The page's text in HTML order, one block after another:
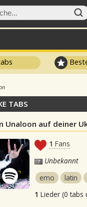
TABS
Unaloon auf deiner
1 Fans
Unbekannt
emo
latin
1 Lieder (0 tabs